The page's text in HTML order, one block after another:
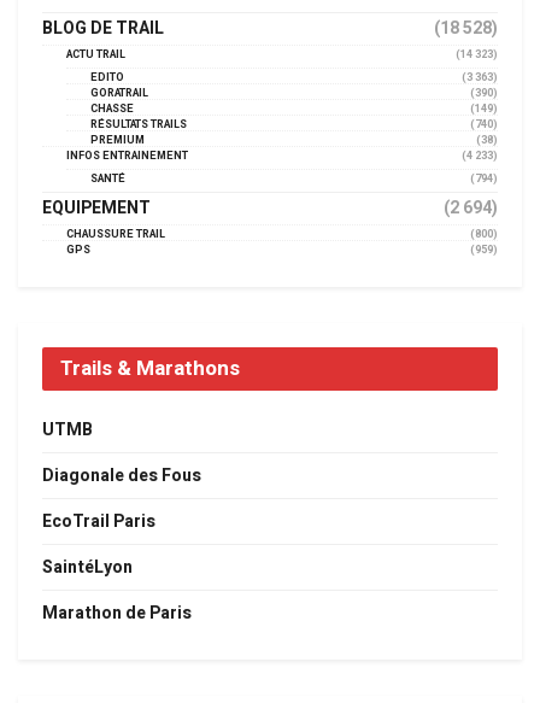
BLOG DE TRAIL (18 528)
ACTU TRAIL
(14 323)
EDITO
(3 363)
GORATRAIL
(390)
CHASSE
(149)
RÉSULTATS TRAILS
(740)
PREMIUM
(38)
INFOS ENTRAINEMENT
(4 233)
SANTÉ
(794)
EQUIPEMENT (2 694)
CHAUSSURE TRAIL
(800)
GPS
(959)
Trails & Marathons
UTMB
Diagonale des Fous
EcoTrail Paris
SaintéLyon
Marathon de Paris